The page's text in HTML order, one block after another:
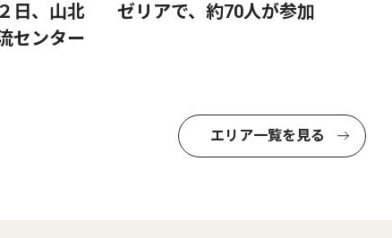
日、山北
センター
ゼリアで、約70人が参加
エリア一覧を見る